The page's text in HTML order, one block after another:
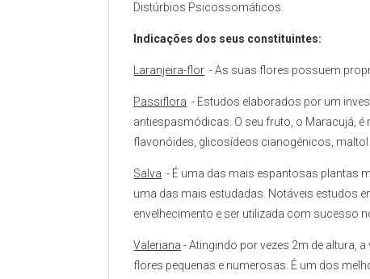
Distúrbios Psicossomáticos.
Indicações dos seus constituintes:
Laranjeira-flor - As suas flores possuem
Passiflora - Estudos elaborados por um
antiespasmódicas. O seu fruto, o Maracujá,
flavonóides, glicosídeos cianogénicos, maltol
Salva - É uma das mais espantosas plantas
uma das mais estudadas. Notáveis estudos
envelhecimento e ser utilizada com sucesso
Valeriana - Atingindo por vezes 2m de altura,
flores pequenas e numerosas. É um dos